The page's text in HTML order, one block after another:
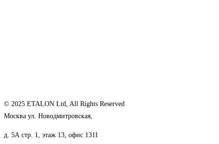
© 2025 ETALON Ltd, All Rights Reserved
Москва ул. Новодмитровская,
д. 5А стр. 1, этаж 13, офис 1311